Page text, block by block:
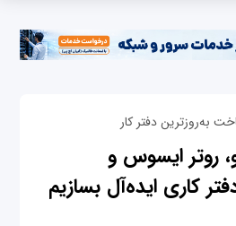
به‌روزترین دفتر کار
روتر ایسوس و
کاری ایده‌آل بسازیم